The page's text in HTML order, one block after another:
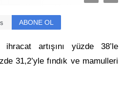
ABONE OL
artışını yüzde 38’le
31,2’yle fındık ve mamulleri